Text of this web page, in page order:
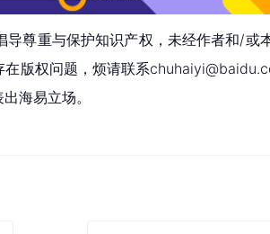
尊重与保护知识产权，未经作者和/或
版权问题，烦请联系
海易立场。